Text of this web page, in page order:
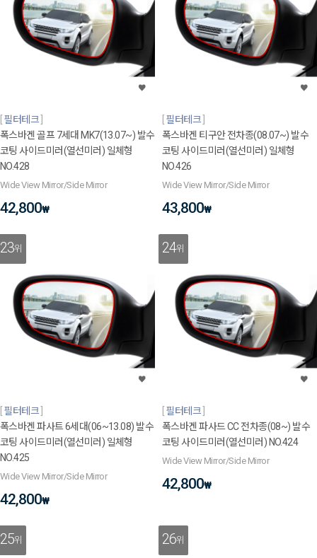
필터테크
폭스바겐 골프 7세대 MK7(13.07~) 발수
코팅 사이드미러(열선미러) 일체형
NO.428
Wide View Mirror/Side Mirror
42,800₩
필터테크
폭스바겐 티구안 전차종(08.07~) 발수
코팅 사이드미러(열선미러) 일체형
NO.426
Wide View Mirror/Side Mirror
43,800₩
23위
필터테크
폭스바겐 파사트 6세대(06~13.08) 발수
코팅 사이드미러(열선미러) 일체형
NO.425
Wide View Mirror/Side Mirror
42,800₩
24위
필터테크
폭스바겐 파사드 CC 전차종(08~) 발수
코팅 사이드미러(열선미러) NO.424
Wide View Mirror/Side Mirror
42,800₩
25위 26위